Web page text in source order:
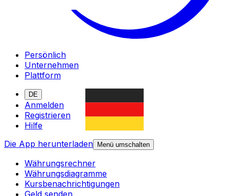
Persönlich
Unternehmen
Plattform
DE
Anmelden
Registrieren
Hilfe
Die App herunterladen
Menü umschalten
Währungsrechner
Währungsdiagramme
Kursbenachrichtigungen